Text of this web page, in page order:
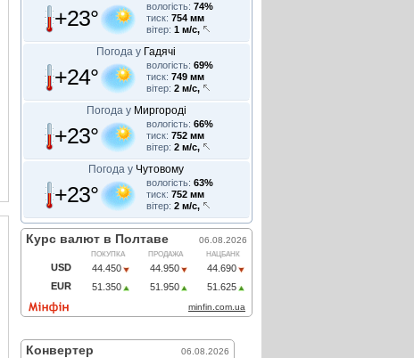
+23° вологість: 74%
тиск: 754 мм
вітер: 1 м/с,
Погода у Гадячі
+24° вологість: 69%
тиск: 749 мм
вітер: 2 м/с,
Погода у Миргороді
+23° вологість: 66%
тиск: 752 мм
вітер: 2 м/с,
Погода у Чутовому
+23° вологість: 63%
тиск: 752 мм
вітер: 2 м/с,